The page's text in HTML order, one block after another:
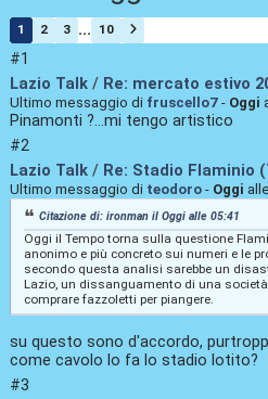
1 2 3 ... 10
#1
Lazio Talk/ Re: mercato estivo
Ultimo messaggio di fruscello7 - Oggi
Pinamonti ?...mi tengo artistico
#2
Lazio Talk/ Re: Stadio Flaminio
Ultimo messaggio di teodoro - Oggi
Citazione di: ironman ilOggi alle 05:41
Oggi il Tempo torna sulla questione
anonimo e più concreto sui numeri e le
secondo questa analisi sarebbe un
Lazio, un dissanguamento di una
comprare fazzoletti per piangere.
su questo sono d'accordo,
come cavolo lo fa lo stadio lotito?
#3